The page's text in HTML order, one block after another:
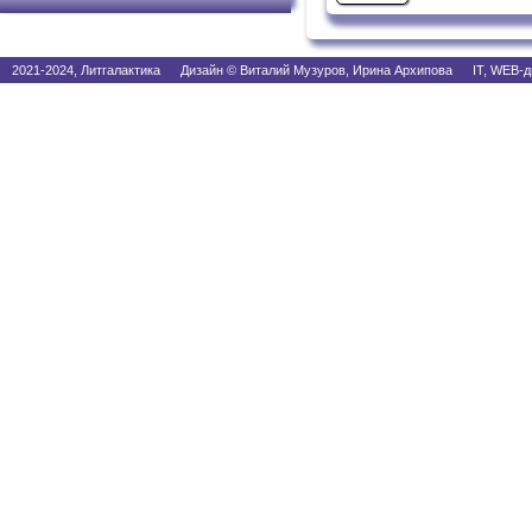
2021-2024, Литгалактика Дизайн © Виталий Музуров, Ирина Архипова IT, WEB-